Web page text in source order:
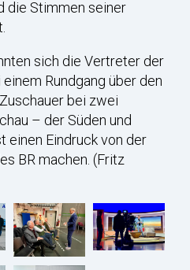
die Stimmen seiner
sich die Vertreter der
Rundgang über den
bei zwei
– der Süden und
einen Eindruck von der
BR machen. (Fritz